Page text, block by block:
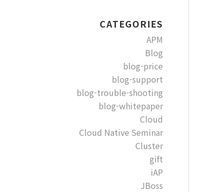
CATEGORIES
APM
Blog
blog-price
blog-support
blog-trouble-shooting
blog-whitepaper
Cloud
Cloud Native Seminar
Cluster
gift
iAP
JBoss